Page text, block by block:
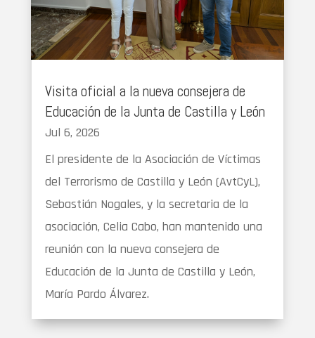
Visita oficial a la nueva consejera de
Educación de la Junta de Castilla y León
Jul 6, 2026
El presidente de la Asociación de Víctimas
del Terrorismo de Castilla y León (AvtCyL),
Sebastián Nogales, y la secretaria de la
asociación, Celia Cabo, han mantenido una
reunión con la nueva consejera de
Educación de la Junta de Castilla y León,
María Pardo Álvarez.